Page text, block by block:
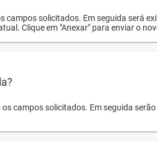
campos solicitados. Em seguida será
Clique em "Anexar" para enviar o
campos solicitados. Em seguida